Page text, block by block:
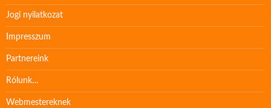
Jogi nyilatkozat
Impresszum
Partnereink
Rólunk…
Webmestereknek